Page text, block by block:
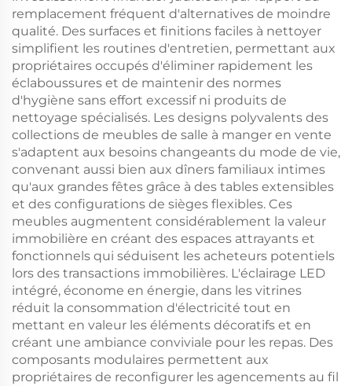
remplacement fréquent d'alternatives de moindre
qualité. Des surfaces et finitions faciles à nettoyer
simplifient les routines d'entretien, permettant aux
propriétaires occupés d'éliminer rapidement les
éclaboussures et de maintenir des normes
d'hygiène sans effort excessif ni produits de
nettoyage spécialisés. Les designs polyvalents des
collections de meubles de salle à manger en vente
s'adaptent aux besoins changeants du mode de vie,
convenant aussi bien aux dîners familiaux intimes
qu'aux grandes fêtes grâce à des tables extensibles
et des configurations de sièges flexibles. Ces
meubles augmentent considérablement la valeur
immobilière en créant des espaces attrayants et
fonctionnels qui séduisent les acheteurs potentiels
lors des transactions immobilières. L'éclairage LED
intégré, économe en énergie, dans les vitrines
réduit la consommation d'électricité tout en
mettant en valeur les éléments décoratifs et en
créant une ambiance conviviale pour les repas. Des
composants modulaires permettent aux
propriétaires de reconfigurer les agencements au fil